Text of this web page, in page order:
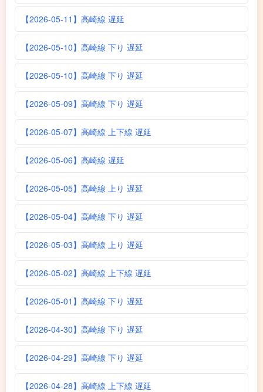
【2026-05-11】高崎線 遅延
【2026-05-10】高崎線 下り 遅延
【2026-05-10】高崎線 下り 遅延
【2026-05-09】高崎線 下り 遅延
【2026-05-07】高崎線 上下線 遅延
【2026-05-06】高崎線 遅延
【2026-05-05】高崎線 上り 遅延
【2026-05-04】高崎線 下り 遅延
【2026-05-03】高崎線 上り 遅延
【2026-05-02】高崎線 上下線 遅延
【2026-05-01】高崎線 下り 遅延
【2026-04-30】高崎線 下り 遅延
【2026-04-29】高崎線 下り 遅延
【2026-04-28】高崎線 上下線 遅延